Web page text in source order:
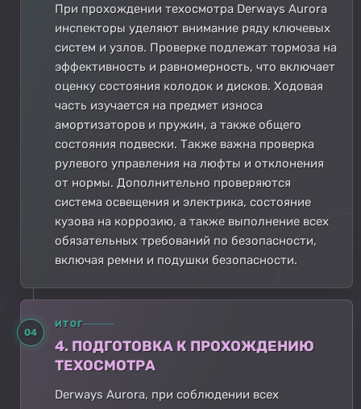
При прохождении техосмотра Derways Aurora
инспекторы уделяют внимание ряду ключевых
систем и узлов. Проверке подлежат тормоза на
эффективность и равномерность, что включает
оценку состояния колодок и дисков. Ходовая
часть изучается на предмет износа
амортизаторов и пружин, а также общего
состояния подвески. Также важна проверка
рулевого управления на люфты и отклонения
от нормы. Дополнительно проверяются
система освещения и электрика, состояние
кузова на коррозию, а также выполнение всех
обязательных требований по безопасности,
включая ремни и подушки безопасности.
04
ИТОГ
4. ПОДГОТОВКА К ПРОХОЖДЕНИЮ
ТЕХОСМОТРА
Derways Aurora, при соблюдении всех